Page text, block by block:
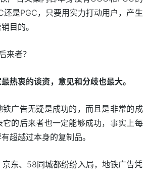
还是PGC，只要用实力打动用户，产生
目的。
来者？
热衷的谈资，意见和分歧也最大。
广告无疑是成功的，而且是非常的成
的后来者也一定能够成功，事实上每
超越过本身的复制品。